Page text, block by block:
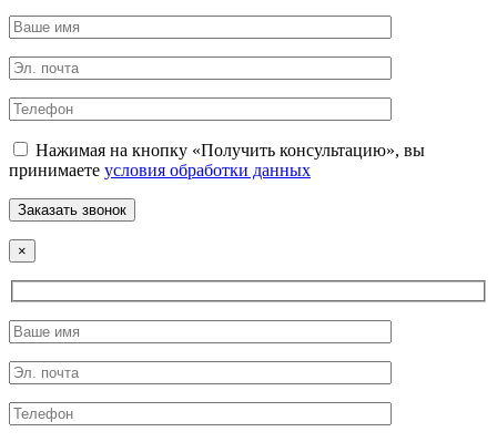
Нажимая на кнопку «Получить консультацию», вы
принимаете условия обработки данных
×